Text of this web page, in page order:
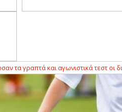
και αγωνιστικά τεστ οι διαιτητές